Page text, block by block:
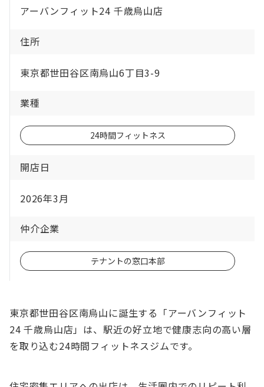
アーバンフィット24 千歳烏山店
住所
東京都世田谷区南烏山6丁目3-9
業種
24時間フィットネス
開店日
2026年3月
仲介企業
テナントの窓口本部
東京都世田谷区南烏山に誕生する「アーバンフィット
24 千歳烏山店」は、駅近の好立地で健康志向の高い層
を取り込む24時間フィットネスジムです。